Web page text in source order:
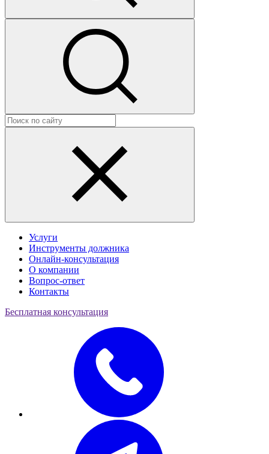
Услуги
Инструменты должника
Онлайн-консультация
О компании
Вопрос-ответ
Контакты
Бесплатная консультация